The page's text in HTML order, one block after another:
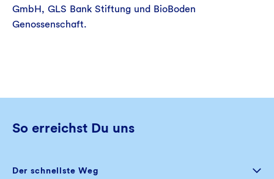
GmbH, GLS Bank Stiftung und BioBoden
Genossenschaft.
So erreichst Du uns
Der schnellste Weg